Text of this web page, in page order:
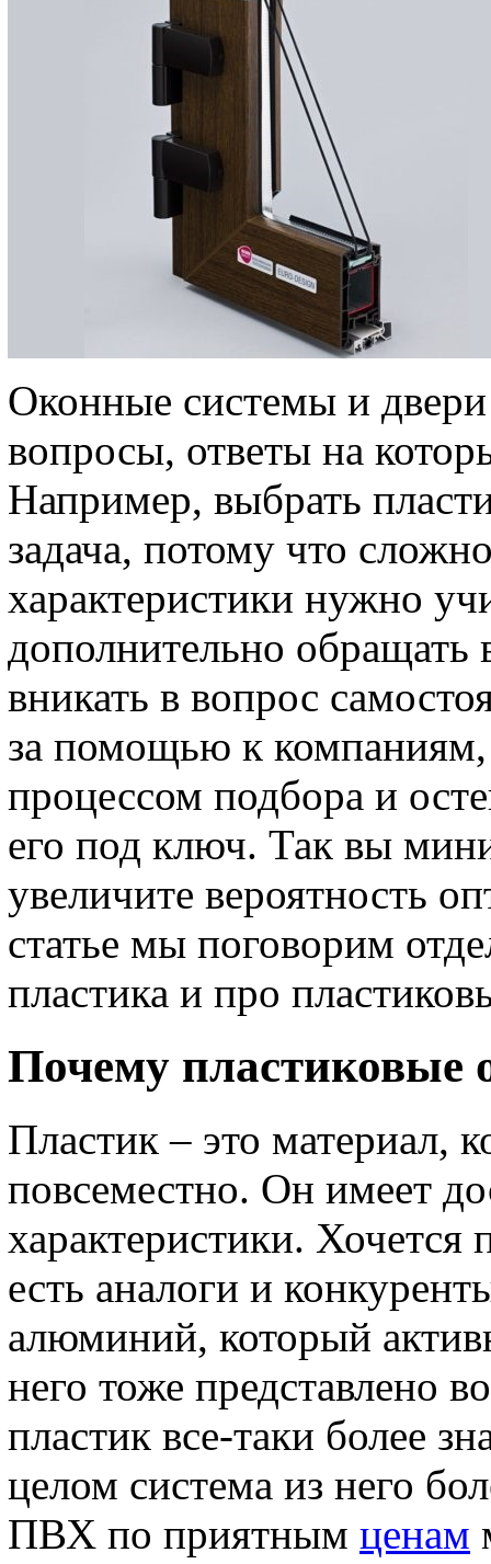
Оконные системы и
вопросы, ответы на
Например, выбрать
задача, потому что
характеристики нужно
дополнительно
вникать в вопрос
за помощью к
процессом подбора и
его под ключ. Так вы
увеличите вероятность
статье мы поговорим
пластика и про
Почему пластиковые
Пластик – это материал,
повсеместно. Он имеет
характеристики. Хочется
есть аналоги и
алюминий, который
него тоже представлено
пластик все-таки более
целом система из него
ПВХ по приятным ценам